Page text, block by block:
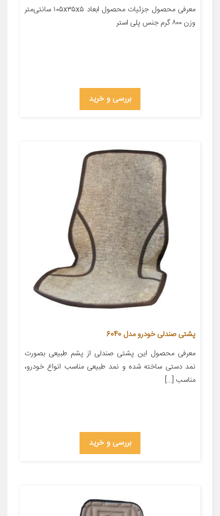
معرفی محصول جزئیات محصول ابعاد ۱۰۵x۳۵x۵ سانتی‌متر
وزن ۸۰۰ گرم جنس پلی استر
بررسی و خرید
پشتی صندلی خودرو مدل 6040
معرفی محصول این پشتی صندلی از پشم طبیعی بصورت
نمد دستی ساخته شده و نمد طبیعی مناسب انواع خودرو،
مناسب […]
بررسی و خرید